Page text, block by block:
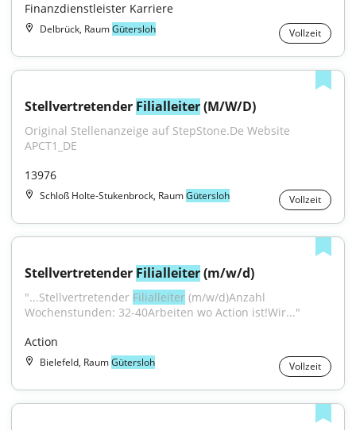
Finanzdienstleister Karriere
Delbrück, RaumGütersloh Vollzeit
Stellvertretender Filialleiter (M/W/D)
Original Stellenanzeige auf StepStone.De Website
APCT1_DE
13976
Schloß Holte-Stukenbrock, RaumGütersloh Vollzeit
Stellvertretender Filialleiter (m/w/d)
"...Stellvertretender Filialleiter (m/w/d)Anzahl
Wochenstunden: 32-40Arbeiten wo Action ist!Wir..."
Action
Bielefeld, RaumGütersloh Vollzeit